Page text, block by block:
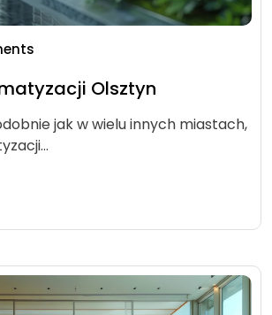
Olsztyn
jak w wielu innych miastach,